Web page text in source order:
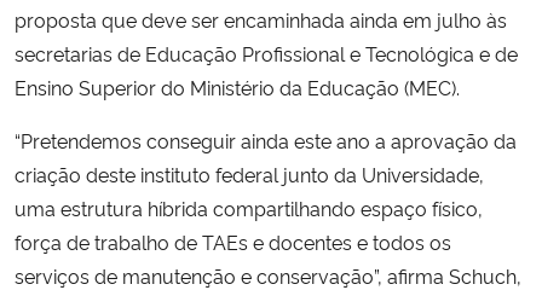
Planalto
proposta que deve ser encaminhada ainda em julho às
secretarias de Educação Profissional e Tecnológica e de
Ensino Superior do Ministério da Educação (MEC).
“Pretendemos conseguir ainda este ano a aprovação da
criação deste instituto federal junto da Universidade,
uma estrutura híbrida compartilhando espaço físico,
força de trabalho de TAEs e docentes e todos os
serviços de manutenção e conservação”, afirma Schuch,